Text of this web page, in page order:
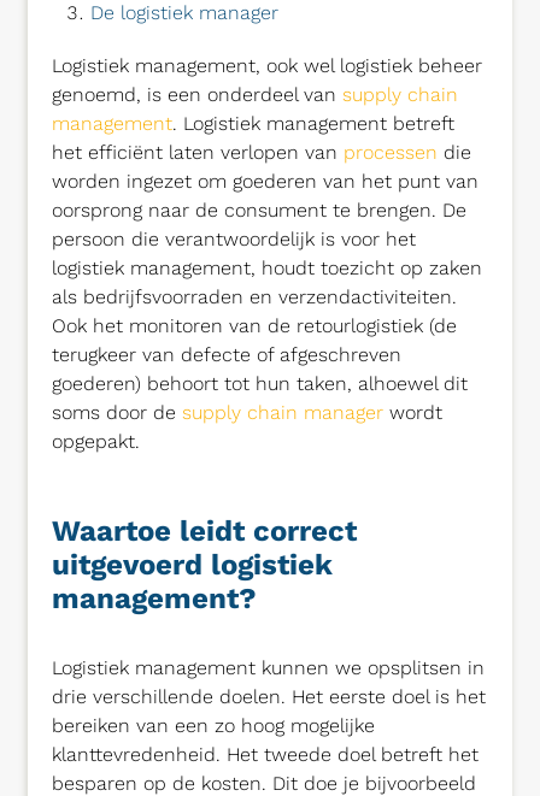
De logistiek manager
Logistiek management, ook wel logistiek beheer
genoemd, is een onderdeel vansupply chain
management. Logistiek management betreft
het efficiënt laten verlopen van processen die
worden ingezet om goederen van het punt van
oorsprong naar de consument te brengen. De
persoon die verantwoordelijk is voor het
logistiek management, houdt toezicht op zaken
als bedrijfsvoorraden en verzendactiviteiten.
Ook het monitoren van de retourlogistiek (de
terugkeer van defecte of afgeschreven
goederen) behoort tot hun taken, alhoewel dit
soms door desupply chain manager wordt
opgepakt.
Waartoe leidt correct
uitgevoerd logistiek
management?
Logistiek management kunnen we opsplitsen in
drie verschillende doelen. Het eerste doel is het
bereiken van een zo hoog mogelijke
klanttevredenheid. Het tweede doel betreft het
besparen op de kosten. Dit doe je bijvoorbeeld